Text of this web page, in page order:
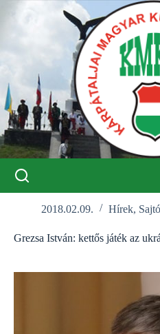
2018.02.09. Hírek, Sajtó
Grezsa István: kettős játék az